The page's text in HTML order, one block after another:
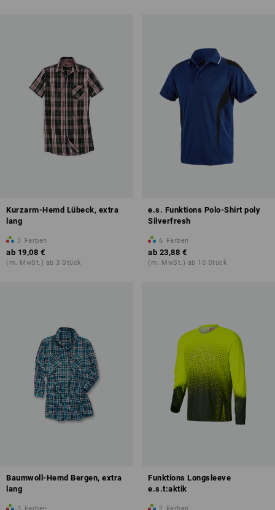
Kurzarm-Hemd Lübeck, extra
lang
3 Farben
ab 19,08 €
(m. MwSt.) ab 3 Stück
e.s. Funktions Polo-Shirt poly
Silverfresh
6 Farben
ab 23,88 €
(m. MwSt.) ab 10 Stück
Baumwoll-Hemd Bergen, extra
lang
Funktions Longsleeve
e.s.t:aktik